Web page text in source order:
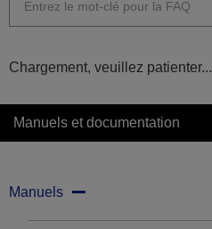
Chargement, veuillez patienter...
Manuels et documentation
Manuels